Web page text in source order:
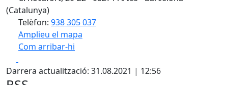
(Catalunya)
Telèfon: 938 305 037
Amplieu el mapa
Com arribar-hi
+
−
Darrera actualització: 31.08.2021 | 12:56